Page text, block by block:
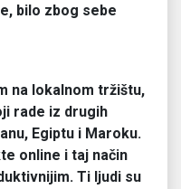
bilo zbog sebe
na lokalnom tržištu,
rade iz drugih
Egiptu i Maroku.
online i taj način
Ti ljudi su